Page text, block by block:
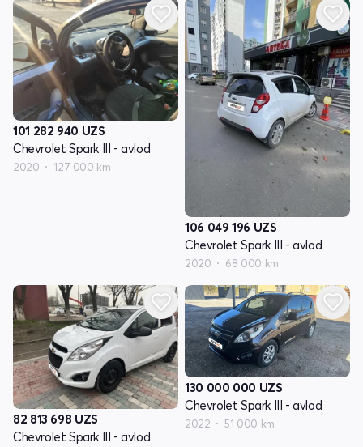
101 282 940 UZS
Chevrolet Spark III - avlod
2020 127 000 km
106 049 196 UZS
Chevrolet Spark III - avlod
2020 68 000 km
82 813 698 UZS
Chevrolet Spark III - avlod
130 000 000 UZS
Chevrolet Spark III - avlod
2022 51 000 km